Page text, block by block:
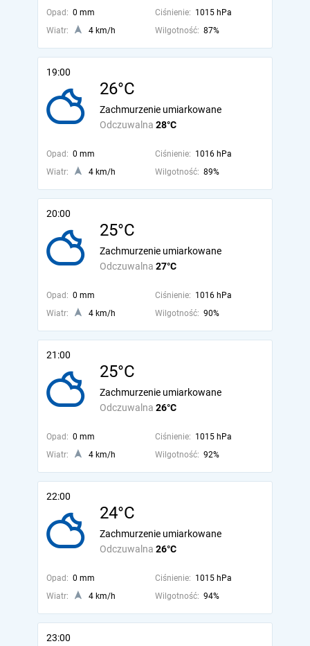
Opad: 0 mm Ciśnienie: 1015 hPa
Wiatr:
4 km/h Wilgotność: 87%
19:00
26°C
Odczuwalna 28°C
Zachmurzenie umiarkowane
Opad: 0 mm Ciśnienie: 1016 hPa
Wiatr:
4 km/h Wilgotność: 89%
20:00
25°C
Odczuwalna 27°C
Zachmurzenie umiarkowane
Opad: 0 mm Ciśnienie: 1016 hPa
Wiatr:
4 km/h Wilgotność: 90%
21:00
25°C
Odczuwalna 26°C
Zachmurzenie umiarkowane
Opad: 0 mm Ciśnienie: 1015 hPa
Wiatr:
4 km/h Wilgotność: 92%
22:00
24°C
Odczuwalna 26°C
Zachmurzenie umiarkowane
Opad: 0 mm Ciśnienie: 1015 hPa
Wiatr:
4 km/h Wilgotność: 94%
23:00